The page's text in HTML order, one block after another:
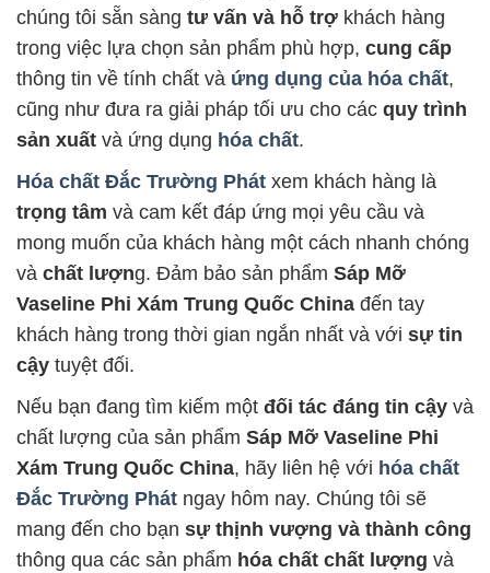
chúng tôi sẵn sàng tư vấn và hỗ trợ khách hàng
trong việc lựa chọn sản phẩm phù hợp, cung cấp
thông tin về tính chất và ứng dụng của hóa chất,
cũng như đưa ra giải pháp tối ưu cho các quy trình
sản xuất và ứng dụng hóa chất.
Hóa chất Đắc Trường Phát xem khách hàng là
trọng tâm và cam kết đáp ứng mọi yêu cầu và
mong muốn của khách hàng một cách nhanh chóng
và chất lượng. Đảm bảo sản phẩm Sáp Mỡ
Vaseline Phi Xám Trung Quốc China đến tay
khách hàng trong thời gian ngắn nhất và với sự tin
cậy tuyệt đối.
Nếu bạn đang tìm kiếm một đối tác đáng tin cậy và
chất lượng của sản phẩm Sáp Mỡ Vaseline Phi
Xám Trung Quốc China, hãy liên hệ với hóa chất
Đắc Trường Phát ngay hôm nay. Chúng tôi sẽ
mang đến cho bạn sự thịnh vượng và thành công
thông qua các sản phẩm hóa chất chất lượng và